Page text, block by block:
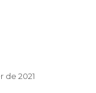
de 2021